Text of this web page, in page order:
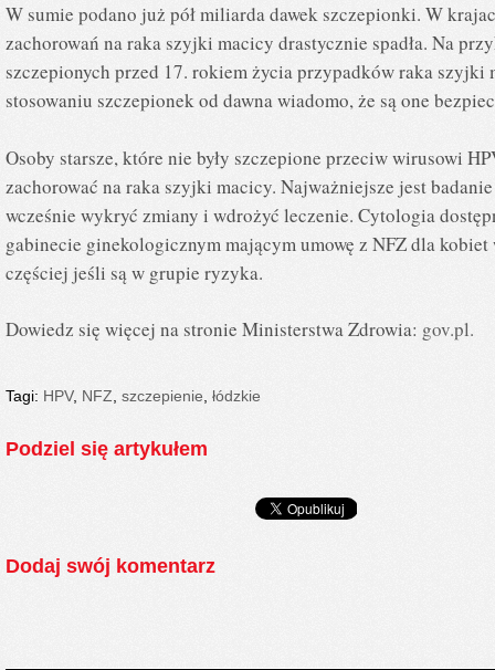
W sumie podano już pół miliarda dawek szczepionki. W
zachorowań na raka szyjki macicy drastycznie spadła. Na
szczepionych przed 17. rokiem życia przypadków raka
stosowaniu szczepionek od dawna wiadomo, że są one
Osoby starsze, które nie były szczepione przeciw wirusowi
zachorować na raka szyjki macicy. Najważniejsze jest
wcześnie wykryć zmiany i wdrożyć leczenie. Cytologia
gabinecie ginekologicznym mającym umowę z NFZ dla
częściej jeśli są w grupie ryzyka.
Dowiedz się więcej na stronie Ministerstwa Zdrowia: gov.pl.
Tagi: HPV, NFZ szczepienie łódzkie
Podziel się artykułem
Dodaj swój komentarz